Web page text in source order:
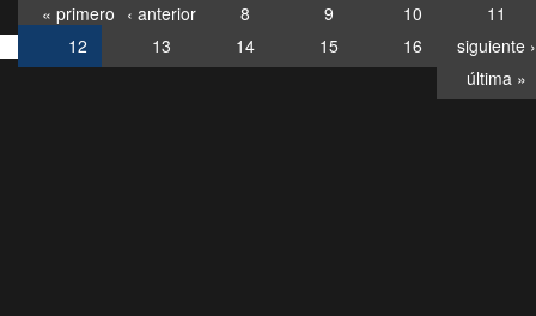
« primero ‹ anterior 8 9 10
11
12
13 14 15 16
siguiente ›
última »